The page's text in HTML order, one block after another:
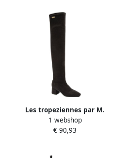
Les tropeziennes par M.
Belarbi Laarzen met
ritssluiting van Les
1 webshop
€ 90,93